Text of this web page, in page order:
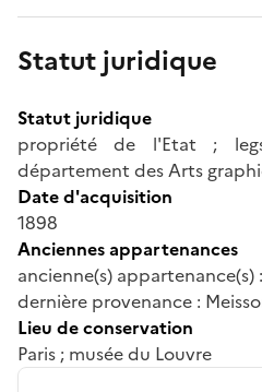
Statut juridique
Statut juridique
propriété de l'Etat ;
département des Arts
Date d'acquisition
1898
Anciennes appartenances
ancienne(s) appartenance(s)
dernière provenance :
Lieu de conservation
Paris ; musée du Louvre